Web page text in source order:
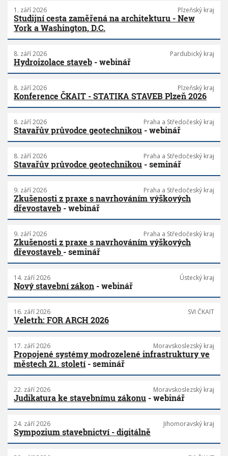
1. září 2026 Plzeňský kraj
Studijní cesta zaměřená na architekturu - New
York a Washington, D.C.
8. září 2026 Pardubický kraj
Hydroizolace staveb - webinář
8. září 2026 Plzeňský kraj
Konference ČKAIT - STATIKA STAVEB Plzeň 2026
8. září 2026 Praha a Středočeský kraj
Stavařův průvodce geotechnikou - webinář
8. září 2026 Praha a Středočeský kraj
Stavařův průvodce geotechnikou - seminář
9. září 2026 Praha a Středočeský kraj
Zkušenosti z praxe s navrhováním výškových
dřevostaveb - webinář
9. září 2026 Praha a Středočeský kraj
Zkušenosti z praxe s navrhováním výškových
dřevostaveb - seminář
14. září 2026 Ústecký kraj
Nový stavební zákon - webinář
16. září 2026 SVI ČKAIT
Veletrh: FOR ARCH 2026
17. září 2026 Moravskoslezský kraj
Propojené systémy modrozelené infrastruktury ve
městech 21. století- seminář
22. září 2026 Moravskoslezský kraj
Judikatura ke stavebnímu zákonu - webinář
24. září 2026 Jihomoravský kraj
Sympozium stavebnictví - digitálně